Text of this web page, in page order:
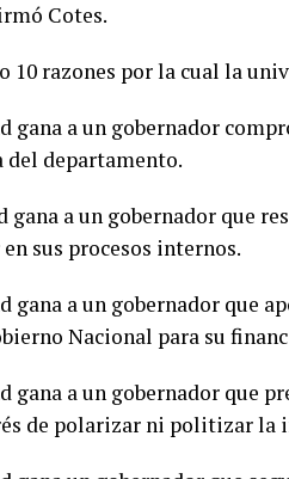
Cotes.
10 razones por la cual la
gana a un gobernador
del departamento.
gana a un gobernador que
sus procesos internos.
gana a un gobernador que
Nacional para su
gana a un gobernador que
de polarizar ni politizar la